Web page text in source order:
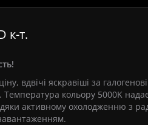
к-т.
вдвічі яскравіші за
кольору 5000K
активному охолодженню з